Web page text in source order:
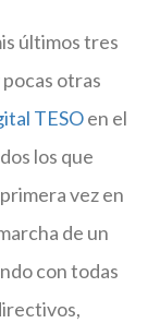
últimos tres
otras
TESOen el
los que
vez en
de un
con todas